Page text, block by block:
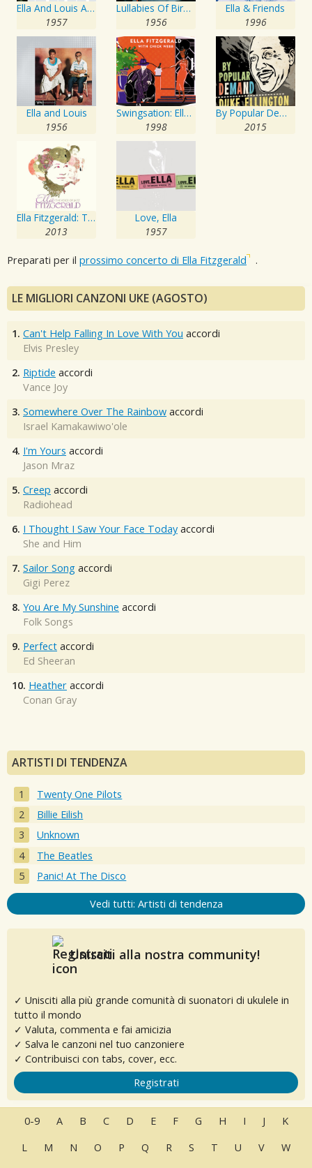
Ella And Louis Again
1957
Lullabies Of Birdland
1956
Ella & Friends
1996
Ella and Louis
1956
Swingsation: Ella Fitzgerald With Chick Webb
1998
By Popular Demand Duke Ellington
2015
Ella Fitzgerald: The Voice Of Jazz
2013
Love, Ella
1957
Preparati per il prossimo concerto di Ella Fitzgerald .
LE MIGLIORI CANZONI UKE (AGOSTO)
1. Can't Help Falling In Love With You accordi
Elvis Presley
2. Riptide accordi
Vance Joy
3. Somewhere Over The Rainbow accordi
Israel Kamakawiwo'ole
4. I'm Yours accordi
Jason Mraz
5. Creep accordi
Radiohead
6. I Thought I Saw Your Face Today accordi
She and Him
7. Sailor Song accordi
Gigi Perez
8. You Are My Sunshine accordi
Folk Songs
9. Perfect accordi
Ed Sheeran
10. Heather accordi
Conan Gray
ARTISTI DI TENDENZA
Twenty One Pilots
Billie Eilish
Unknown
The Beatles
Panic! At The Disco
Vedi tutti: Artisti di tendenza
Unisciti alla nostra community!
✓ Unisciti alla più grande comunità di suonatori di ukulele in
tutto il mondo
✓ Valuta, commenta e fai amicizia
✓ Salva le canzoni nel tuo canzoniere
✓ Contribuisci con tabs, cover, ecc.
Registrati
0-9 A B C D E F G H I J
K
L
M N O P Q R S T U V
W